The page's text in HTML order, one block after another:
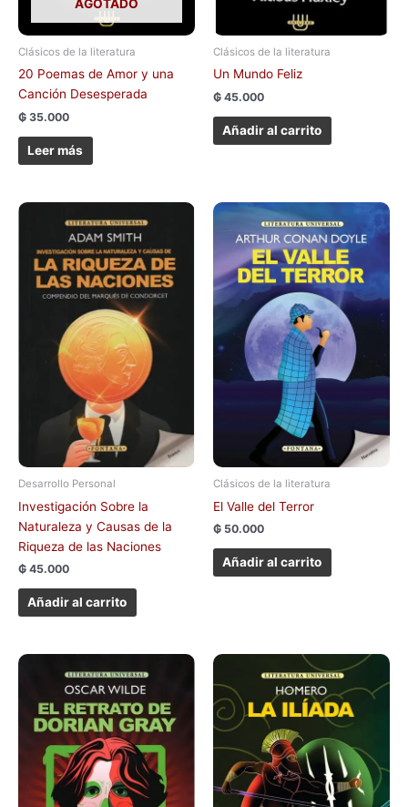
AGOTADO
Clásicos de la literatura
20 Poemas de Amor y una
Canción Desesperada
₲ 35.000
Leer más
Clásicos de la literatura
Un Mundo Feliz
₲ 45.000
Añadir al carrito
Desarrollo Personal
Investigación Sobre la
Naturaleza y Causas de la
Riqueza de las Naciones
₲ 45.000
Añadir al carrito
Clásicos de la literatura
El Valle del Terror
₲ 50.000
Añadir al carrito